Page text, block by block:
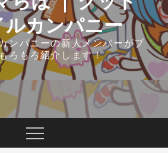
ルカンパニー
ンパニーの新人メンバーがブ
ろもろ紹介します！